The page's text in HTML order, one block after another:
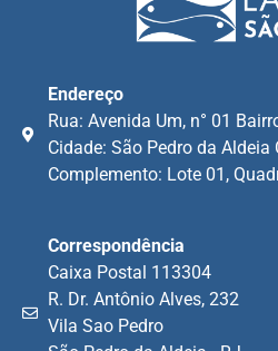
Endereço
Rua: Avenida Um, n° 01
Cidade: São Pedro da Aldeia
Complemento: Lote 01,
Correspondência
Caixa Postal 113304
R. Dr. Antônio Alves, 232
Vila Sao Pedro